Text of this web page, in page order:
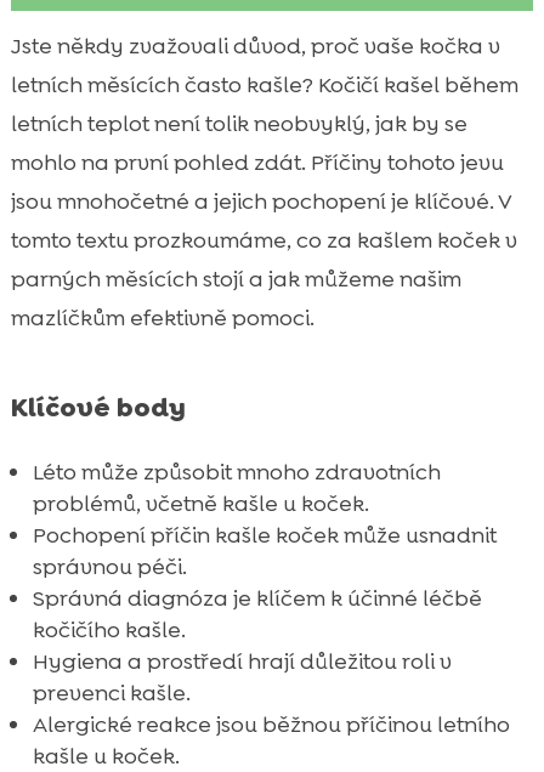
 Přehled hlavních příčin letního kašle u
koček
 Proč může kočka léto kašel?
Příznaky a diagnóza kašle u koček
Alergické reakce a letní kašel u koček
Astma jako příčina kašle v létě
Infekce dýchacích cest v horkém počasí
Význam správné výživy v prevenci kašle
ke kašlu
produkty pro kočky
Letní aktivity koček a jejich vliv na kašel
Domácí léky a ošetření při kašli kočky
Tipy na prevenci kašle u koček v létě
 Závěr
 FAQ
Jste někdy zvažovali důvod, proč vaše kočka v
letních měsících často kašle? Kočičí kašel během
letních teplot není tolik neobvyklý, jak by se
mohlo na první pohled zdát. Příčiny tohoto jevu
jsou mnohočetné a jejich pochopení je klíčové. V
tomto textu prozkoumáme, co za kašlem koček v
parných měsících stojí a jak můžeme našim
mazlíčkům efektivně pomoci.
Klíčové body
Léto může způsobit mnoho zdravotních
problémů, včetně kašle u koček.
Pochopení příčin kašle koček může usnadnit
správnou péči.
Správná diagnóza je klíčem k účinné léčbě
kočičího kašle.
Hygiena a prostředí hrají důležitou roli v
prevenci kašle.
Alergické reakce jsou běžnou příčinou letního
kašle u koček.